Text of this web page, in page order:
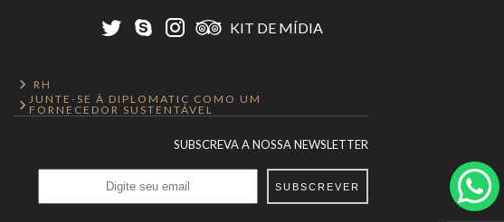
KIT DE MÍDIA
RH
JUNTE-SE À DIPLOMATIC COMO UM
FORNECEDOR SUSTENTÁVEL
SUBSCREVA A NOSSA NEWSLETTER
SUBSCREVER